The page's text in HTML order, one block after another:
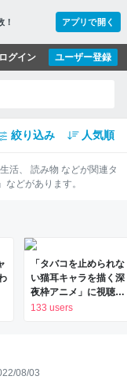
！ アプリで開く
ユーザー登録
ログイン
絞り込み 人気順
生活、 読み物 などが関連タ
などがあります。
「タバコを止められな
い猫耳キャラを描く深
夜枠アニメ」に視聴者
の一部から批判意見。
133 users
08/03